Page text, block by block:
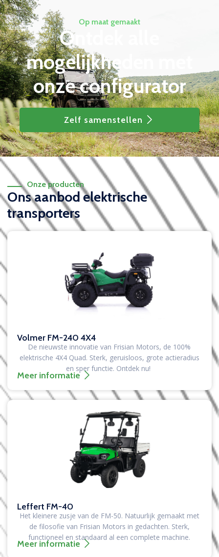
Op maat gemaakt
Ontdek alle
mogelijkheden met
onzeconfigurator
Zelf samenstellen
Onze producten
Ons aanbod elektrische
transporters
Volmer FM-240 4X4
De nieuwste innovatie van Frisian Motors, de 100%
elektrische 4X4 Quad. Sterk, geruisloos, grote actieradius
en sper functie. Ontdek nu!
Meer informatie
Leffert FM-40
Het kleinere zusje van de FM-50. Natuurlijk gemaakt met
de filosofie van Frisian Motors in gedachten. Sterk,
functioneel en standaard al een complete machine.
Meer informatie